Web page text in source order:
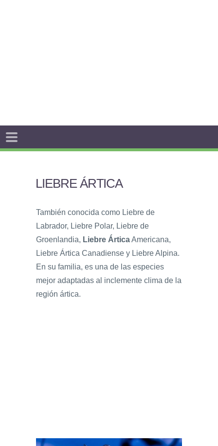
LIEBRE ÁRTICA
También conocida como Liebre de
Labrador, Liebre Polar, Liebre de
Groenlandia, Liebre ÁrticaAmericana,
Liebre Ártica Canadiense y Liebre Alpina.
En su familia, es una de las especies
mejor adaptadas al inclemente clima de la
región ártica.